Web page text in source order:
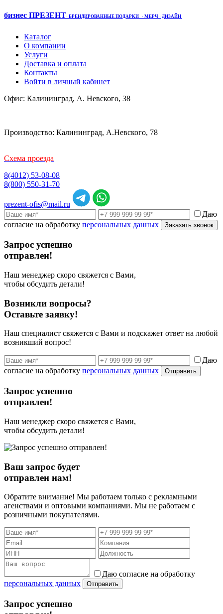
бизнес ПРЕЗЕНТ· БРЕНДИРОВАННЫЕ ПОДАРКИ · МЕРЧ · ДИЗАЙН
Каталог
О компании
Услуги
Доставка и оплата
Контакты
Войти в личный кабинет
Офис: Калининград, А. Невского, 38
Производство: Калининград, А.Невского, 78
Схема проезда
8(4012) 53-08-08
8(800) 550-31-70
prezent-ofis@mail.ru
Даю
согласие на обработку персональных данных Заказать звонок
Запрос успешно
отправлен!
Наш менеджер скоро свяжется с Вами,
чтобы обсудить детали!
Возникли вопросы?
Оставьте заявку!
Наш специалист свяжется с Вами и подскажет ответ на любой
возникший вопрос!
Даю
согласие на обработку персональных данных Отправить
Запрос успешно
отправлен!
Наш менеджер скоро свяжется с Вами,
чтобы обсудить детали!
Ваш запрос будет
отправлен нам!
Обратите внимание! Мы работаем только с рекламными
агенствами и оптовыми компаниями. Мы не работаем с
розничными покупателями.
Даю согласие на обработку
персональных данных
Отправить
Запрос успешно